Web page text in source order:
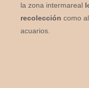
la zona intermareal
recolección como
acuarios.